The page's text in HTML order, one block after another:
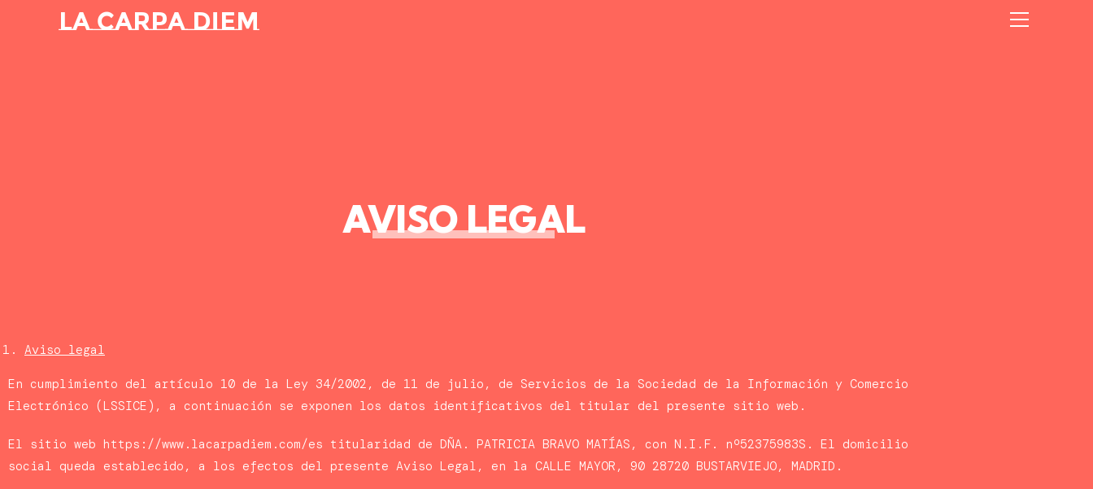
La Carpa Diem
AVISO LEGAL
Aviso legal
En cumplimiento del artículo 10 de la Ley 34/2002, de 11 de julio, de Servicios de la Sociedad de la Información y Comercio
Electrónico (LSSICE), a continuación se exponen los datos identificativos del titular del presente sitio web.
El sitio web https://www.lacarpadiem.com/es titularidad de DÑA. PATRICIA BRAVO MATÍAS, con N.I.F. nº52375983S. El domicilio
social queda establecido, a los efectos del presente Aviso Legal, en la CALLE MAYOR, 90 28720 BUSTARVIEJO, MADRID.